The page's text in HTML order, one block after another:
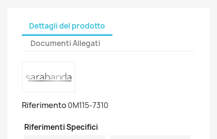
Dettagli del prodotto
Documenti Allegati
Riferimento0M115-7310
Riferimenti Specifici